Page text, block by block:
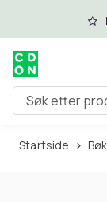
Hopp til
Søk etter
Startside